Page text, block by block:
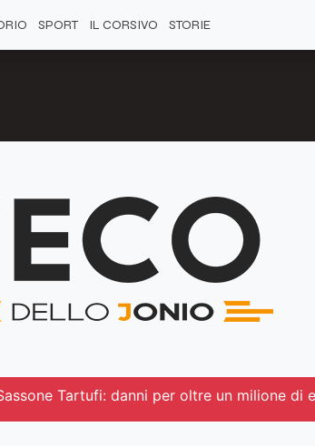
SPORT IL CORSIVO STORIE
Tartufi: danni per oltre un milione di